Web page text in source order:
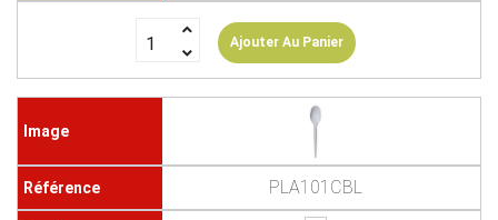
Ajouter Au Panier
PLA101CBL